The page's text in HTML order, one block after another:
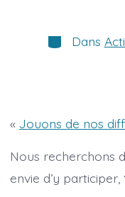
Catégories
Dans
« Jouons de nos
Nous recherchons
envie d’y participer,